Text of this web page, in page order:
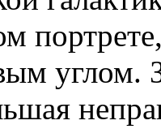
углом.